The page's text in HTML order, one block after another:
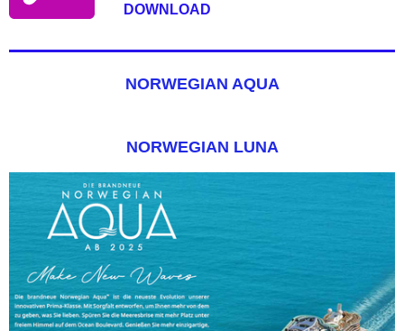
DOWNLOAD
NORWEGIAN AQUA
NORWEGIAN LUNA